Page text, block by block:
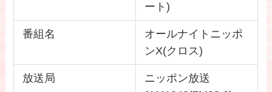
ート)
番組名
オールナイトニッポ
ンX(クロス)
放送局
ニッポン放送